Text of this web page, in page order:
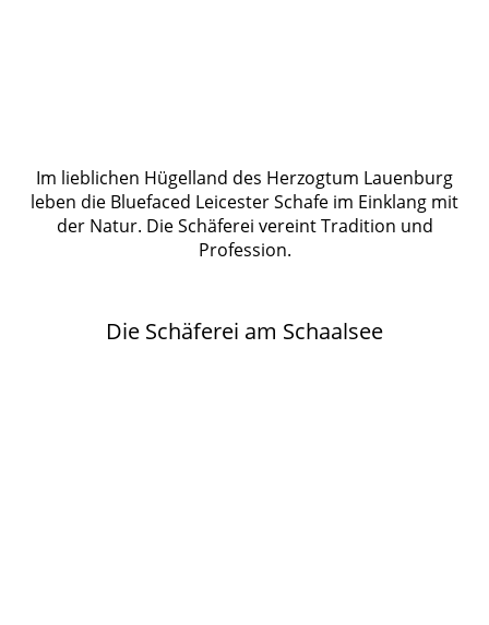
Im lieblichen Hügelland des Herzogtum Lauenburg
leben die Bluefaced Leicester Schafe im Einklang mit
der Natur. Die Schäferei vereint Tradition und
Profession.
Die Schäferei am Schaalsee